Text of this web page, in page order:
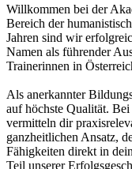
Willkommen bei der
Bereich der
Jahren sind wir
Namen als führender
Trainerinnen in
Als anerkannter
auf höchste Qualität.
vermitteln dir
ganzheitlichen Ansatz,
Fähigkeiten direkt in
Teil unserer